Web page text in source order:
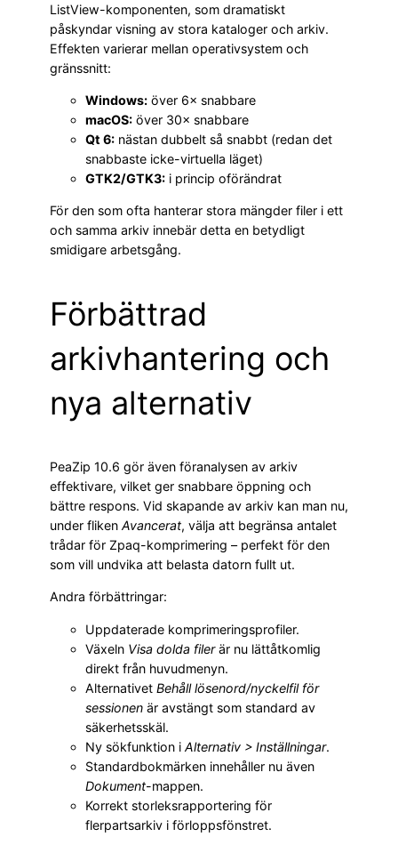
ListView-komponenten, som dramatiskt
påskyndar visning av stora kataloger och arkiv.
Effekten varierar mellan operativsystem och
gränssnitt:
Windows: över 6× snabbare
macOS: över 30× snabbare
Qt 6: nästan dubbelt så snabbt (redan det
snabbaste icke-virtuella läget)
GTK2/GTK3: i princip oförändrat
För den som ofta hanterar stora mängder filer i ett
och samma arkiv innebär detta en betydligt
smidigare arbetsgång.
Förbättrad
arkivhantering och
nya alternativ
PeaZip 10.6 gör även föranalysen av arkiv
effektivare, vilket ger snabbare öppning och
bättre respons. Vid skapande av arkiv kan man nu,
under fliken Avancerat, välja att begränsa antalet
trådar för Zpaq-komprimering – perfekt för den
som vill undvika att belasta datorn fullt ut.
Andra förbättringar:
Uppdaterade komprimeringsprofiler.
Växeln Visa dolda filerär nu lättåtkomlig
direkt från huvudmenyn.
Alternativet Behåll lösenord/nyckelfil för
sessionen är avstängt som standard av
säkerhetsskäl.
Ny sökfunktion i Alternativ > Inställningar.
Standardbokmärken innehåller nu även
Dokument-mappen.
Korrekt storleksrapportering för
flerpartsarkiv i förloppsfönstret.